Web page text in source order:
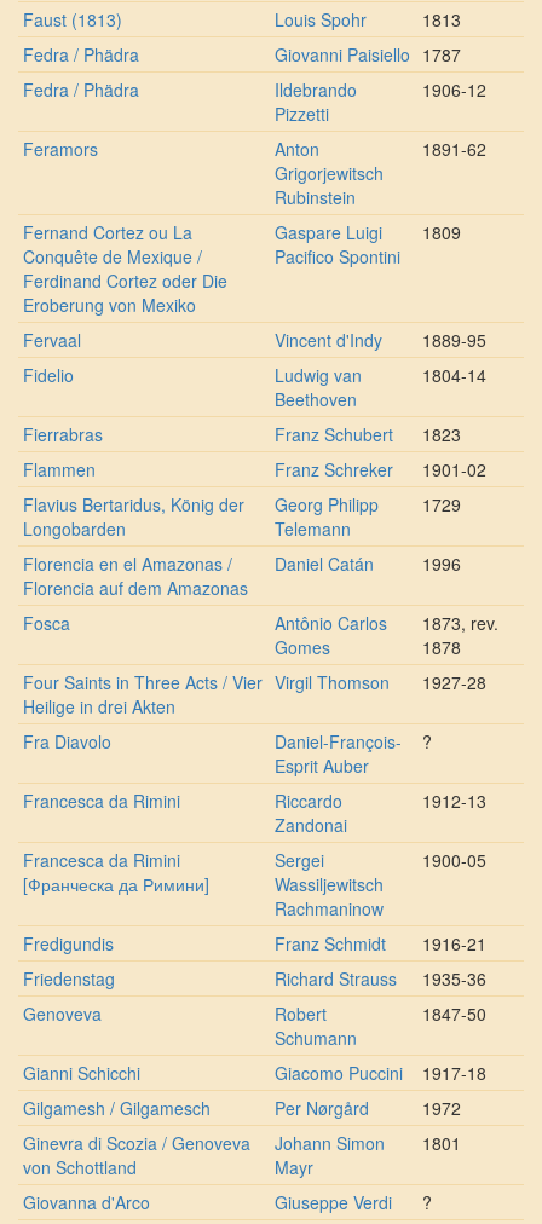
Faust (1813) Louis Spohr
1813
Fedra / Phädra
Giovanni Paisiello 1787
Fedra / Phädra
Ildebrando
Pizzetti
1906-12
Feramors
Anton
Grigorjewitsch
Rubinstein
1891-62
Fernand Cortez ou La
Conquête de Mexique /
Ferdinand Cortez oder Die
Eroberung von Mexiko
Gaspare Luigi
Pacifico Spontini
1809
Fervaal Vincent d'Indy
1889-95
Fidelio
Ludwig van
Beethoven
1804-14
Fierrabras Franz Schubert
1823
Flammen
Franz Schreker
1901-02
Flavius Bertaridus, König der
Longobarden
Georg Philipp
Telemann
1729
Florencia en el Amazonas /
Florencia auf dem Amazonas
Daniel Catán 1996
Fosca
Antônio Carlos
Gomes
1873, rev.
1878
Four Saints in Three Acts / Vier
Heilige in drei Akten
Virgil Thomson 1927-28
Fra Diavolo
Daniel-François-
Esprit Auber
?
Francesca da Rimini
Riccardo
Zandonai
1912-13
Francesca da Rimini
[Франческа да Римини]
Sergei
Wassiljewitsch
Rachmaninow
1900-05
Fredigundis Franz Schmidt
1916-21
Friedenstag
Richard Strauss
1935-36
Genoveva
Robert
Schumann
1847-50
Gianni Schicchi Giacomo Puccini
1917-18
Gilgamesh / Gilgamesch
Per Nørgård
1972
Ginevra di Scozia / Genoveva
von Schottland
Johann Simon
Mayr
1801
Giovanna d'Arco Giuseppe Verdi
?